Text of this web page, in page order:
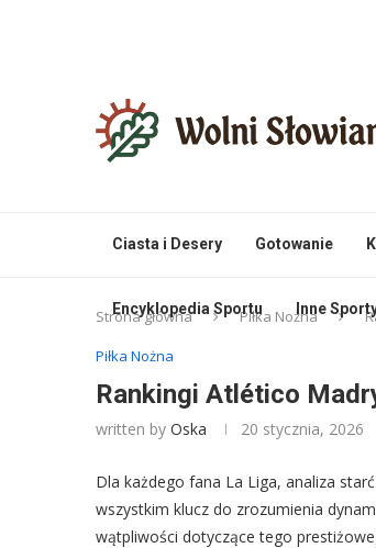
Ciasta i Desery Gotowanie
Encyklopedia Sportu Inne
Strona główna Piłka Nożna
Piłka Nożna
Rankingi Atlético
written by Oska 20 stycznia, 2026
Dla każdego fana La Liga, analiza
wszystkim klucz do zrozumienia
wątpliwości dotyczące tego